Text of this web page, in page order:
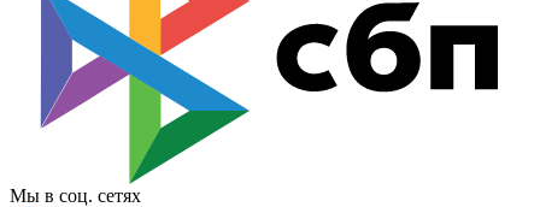
Мы в соц. сетях